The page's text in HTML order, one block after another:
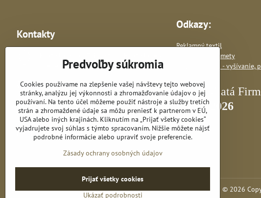
Kontakty
predajňa
+421 948 278 364
astik​@astik​.sk
obchod​@astik​.sk
Odkazy:
Reklamný textil
Reklamné predmety
Vlastná výroba - vyšívanie,
© 2026
Predvoľby súkromia
Cookies používame na zlepšenie vašej návštevy tejto webovej
stránky, analýzu jej výkonnosti a zhromažďovanie údajov o jej
používaní. Na tento účel môžeme použiť nástroje a služby tretích
strán a zhromaždené údaje sa môžu preniesť k partnerom v EÚ,
USA alebo iných krajinách. Kliknutím na „Prijať všetky cookies“
vyjadrujete svoj súhlas s týmto spracovaním. Nižšie môžete nájsť
podrobné informácie alebo upraviť svoje preferencie.
Zásady ochrany osobných údajov
Ukázať podrobnosti
Prijať všetky cookies